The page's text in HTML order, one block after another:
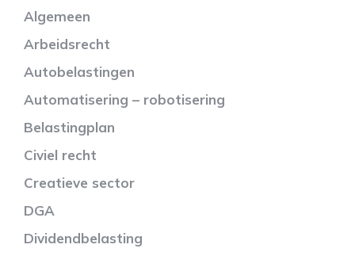
Algemeen
Arbeidsrecht
Autobelastingen
Automatisering – robotisering
Belastingplan
Civiel recht
Creatieve sector
DGA
Dividendbelasting